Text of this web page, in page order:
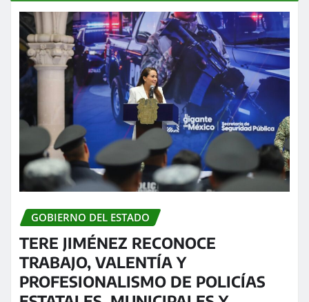
GOBIERNO DEL ESTADO
TERE JIMÉNEZ RECONOCE
TRABAJO, VALENTÍA Y
PROFESIONALISMO DE POLICÍAS